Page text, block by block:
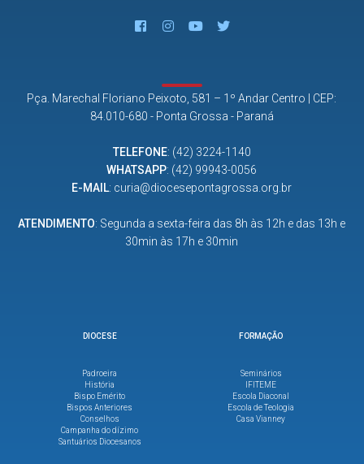
Pça. Marechal Floriano Peixoto, 581 – 1º Andar Centro | CEP:
84.010-680 - Ponta Grossa - Paraná
TELEFONE: (42) 3224-1140
WHATSAPP: (42) 99943-0056
E-MAIL: curia@diocesepontagrossa.org.br
ATENDIMENTO: Segunda a sexta-feira das 8h às 12h e das 13h e
30min às 17h e 30min
DIOCESE
Padroeira
História
Bispo Emérito
Bispos Anteriores
Conselhos
Campanha do dízimo
Santuários Diocesanos
FORMAÇÃO
Seminários
IFITEME
Escola Diaconal
Escola de Teologia
Casa Vianney